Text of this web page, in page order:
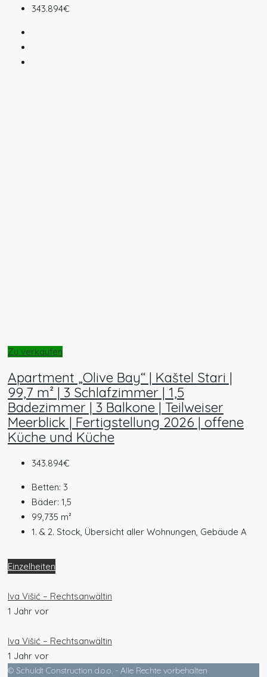
343.894€
Zu verkaufen
Apartment „Olive Bay“ | Kaštel Stari |
99,7 m² | 3 Schlafzimmer | 1,5
Badezimmer | 3 Balkone | Teilweiser
Meerblick | Fertigstellung 2026 | offene
Küche und Küche
343.894€
Betten: 3
Bäder: 1,5
99,735 m²
1. & 2. Stock, Übersicht aller Wohnungen, Gebäude A
Einzelheiten
Iva Višić – Rechtsanwältin
1 Jahr vor
Iva Višić – Rechtsanwältin
1 Jahr vor
© Schuldt Construction d.o.o. - Alle Rechte vorbehalten